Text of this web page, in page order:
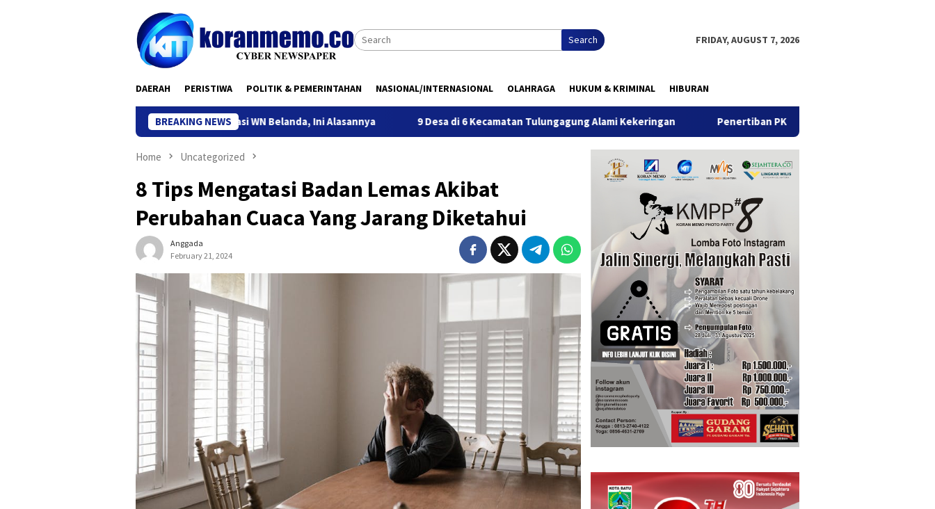
Search FRIDAY, AUGUST 7, 2026
DAERAH PERISTIWA POLITIK & PEMERINTAHAN NASIONAL/INTERNASIONAL OLAHRAGA HUKUM & KRIMINAL HIBURAN
BREAKING NEWS
Kantor Imigrasi Kediri Deportasi WN Belanda, Ini Alasannya 9 Desa di 6 Kecamatan Tulungagung Alami Kekeringan Penertiban PKL, Sudah Tidak Ada yang Berjualan di
Home Uncategorized
8 Tips Mengatasi Badan Lemas Akibat
Perubahan Cuaca Yang Jarang Diketahui
Anggada
February 21, 2024